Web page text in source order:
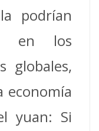
podrían
en los
globales,
economía
yuan: Si